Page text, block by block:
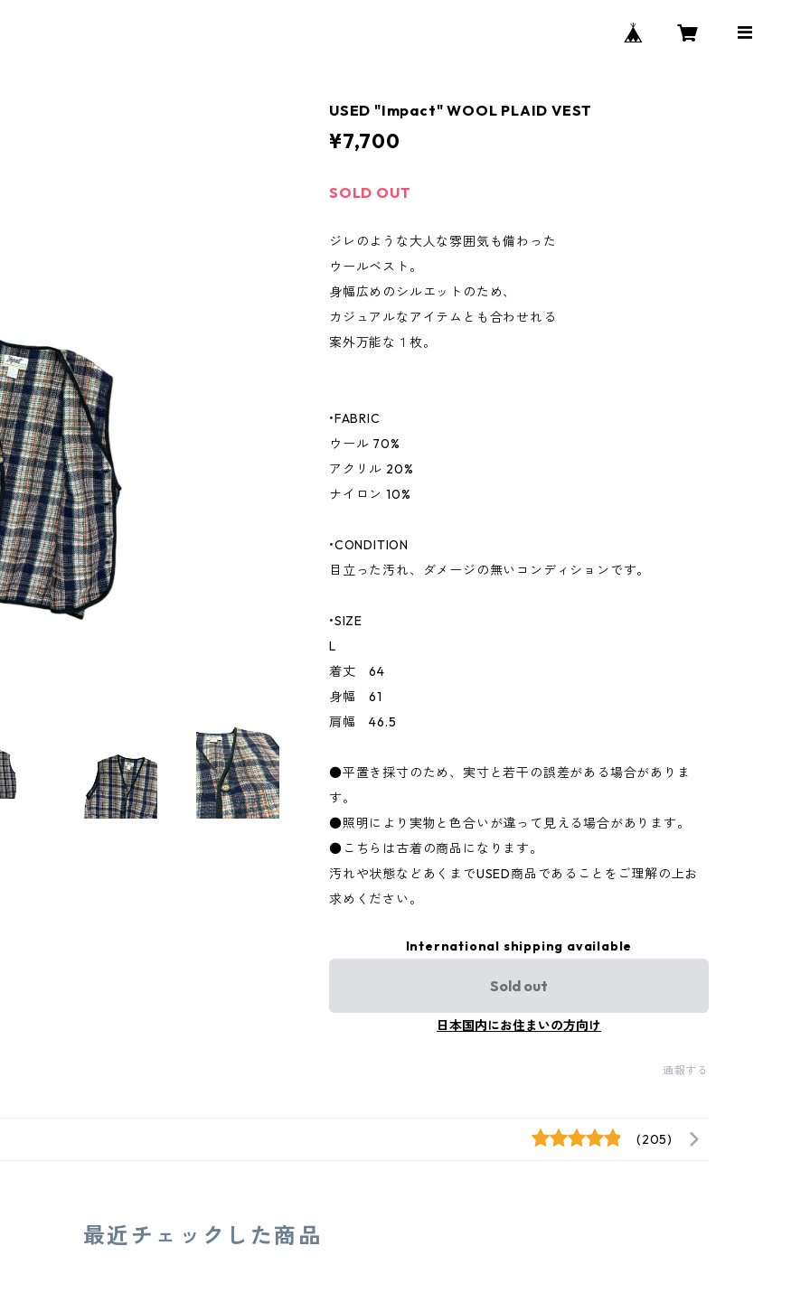
USED "Impact" WOOL PLAID VEST
¥7,700
SOLD OUT
ジレのような大人な雰囲気も備わった
ウールベスト。
身幅広めのシルエットのため、
カジュアルなアイテムとも合わせれる
案外万能な１枚。
•FABRIC
ウール 70%
アクリル 20%
ナイロン 10%
•CONDITION
目立った汚れ、ダメージの無いコンディションです。
•SIZE
L
着丈 64
身幅 61
肩幅 46.5
●平置き採寸のため、実寸と若干の誤差がある場合がありま
す。
●照明により実物と色合いが違って見える場合があります。
●こちらは古着の商品になります。
汚れや状態などあくまでUSED商品であることをご理解の上お
求めください。
International shipping available
Sold out
日本国内にお住まいの方向け
通報する
(205)
最近チェックした商品